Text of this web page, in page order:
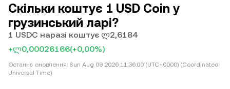
Скільки коштує 1 USD Coin у
грузинський ларі?
1 USDC наразі коштує ლ2,6184
+ლ0,00026166(+0,00%)
Останнє оновлення: Sun Aug 09 2026 11:36:00 (UTC+0000) (Coordinated
Universal Time)